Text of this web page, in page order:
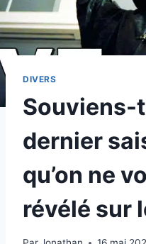
DIVERS
Souviens-
dernier
qu’on ne
révélé sur